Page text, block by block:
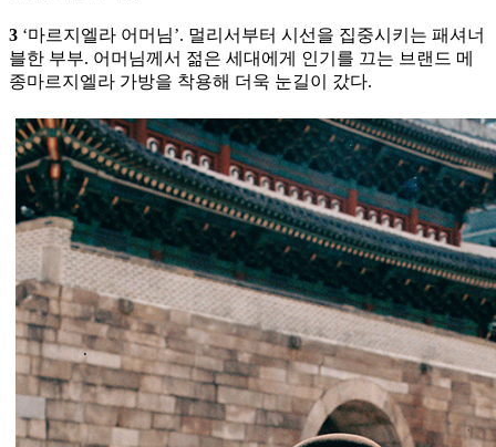
3 ‘마르지엘라 어머님’. 멀리서부터 시선을 집중시키는 패셔너
블한 부부. 어머님께서 젊은 세대에게 인기를 끄는 브랜드 메
종마르지엘라 가방을 착용해 더욱 눈길이 갔다.